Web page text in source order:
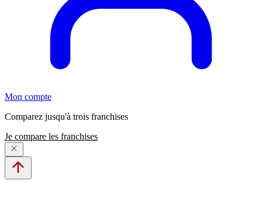
Mon compte
Comparez jusqu'à trois franchises
Je compare les franchises